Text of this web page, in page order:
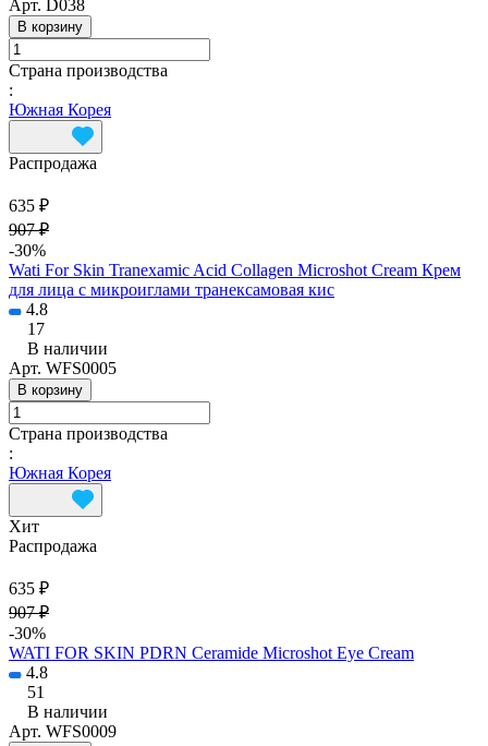
Арт. D038
В корзину
Страна производства
:
Южная Корея
Распродажа
635 ₽
907 ₽
-30%
Wati For Skin Tranexamic Acid Collagen Microshot Cream Крем
для лица с микроиглами транексамовая кис
4.8
17
В наличии
Арт. WFS0005
В корзину
Страна производства
:
Южная Корея
Хит
Распродажа
635 ₽
907 ₽
-30%
WATI FOR SKIN PDRN Ceramide Microshot Eye Cream
4.8
51
В наличии
Арт. WFS0009